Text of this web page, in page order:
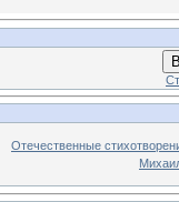
Отечественные